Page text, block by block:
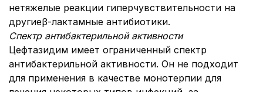
нетяжелые реакции гиперчувствительности на
другиеβ-лактамные антибиотики.
Спектр антибактерильной активности
Цефтазидим имеет ограниченный спектр
антибактерильной активности. Он не подходит
для применения в качестве монотерпии для